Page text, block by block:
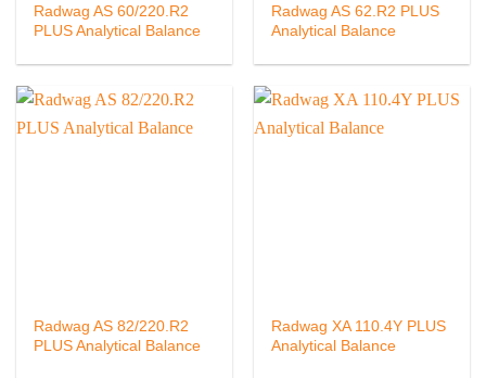
Radwag AS 60/220.R2
PLUS Analytical Balance
Radwag AS 62.R2 PLUS
Analytical Balance
Radwag AS 82/220.R2
PLUS Analytical Balance
Radwag XA 110.4Y PLUS
Analytical Balance